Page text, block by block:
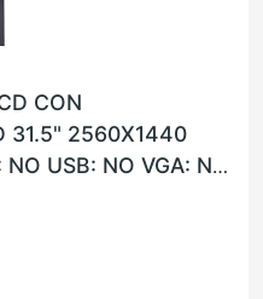
CON
31.5" 2560X1440
USB: NO VGA: NO
SITE UNIDAD LG